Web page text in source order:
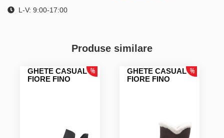
L-V: 9:00-17:00
Produse similare
GHETE CASUAL
FIORE FINO
GHETE CASUAL
FIORE FINO